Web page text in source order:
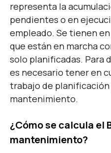
representa la
pendientes o en
empleado. Se tienen
que están en marcha
solo planificadas. Para
es necesario tener en
trabajo de
mantenimiento.
¿Cómo se calcula el
mantenimiento?